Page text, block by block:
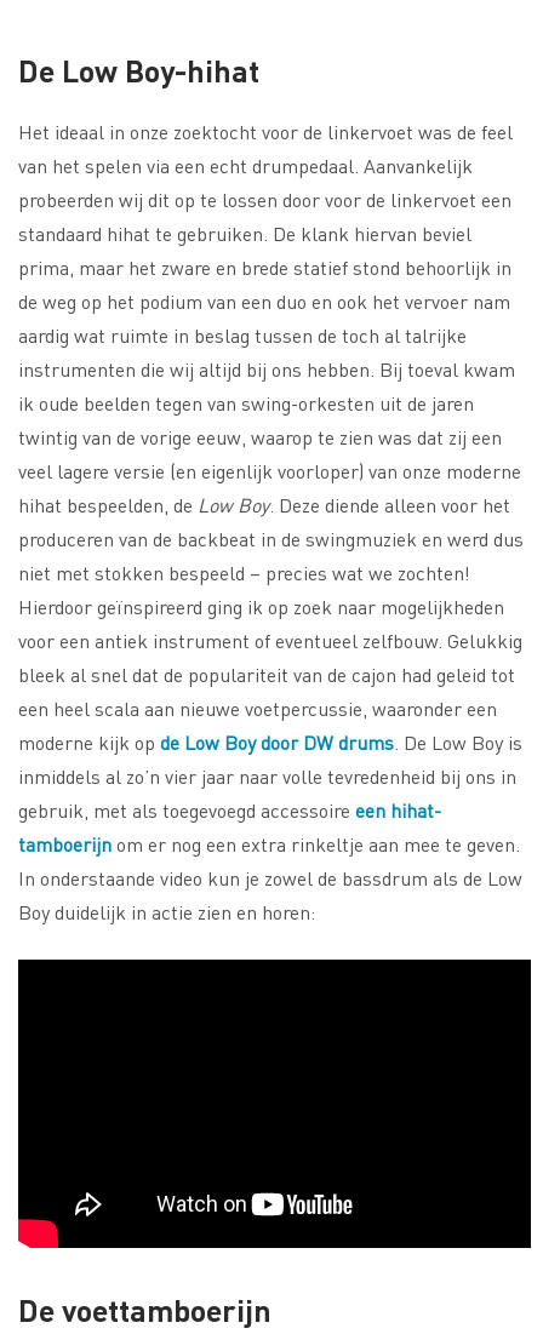
De Low Boy-hihat
Het ideaal in onze zoektocht voor de linkervoet was de feel
van het spelen via een echt drumpedaal. Aanvankelijk
probeerden wij dit op te lossen door voor de linkervoet een
standaard hihat te gebruiken. De klank hiervan beviel
prima, maar het zware en brede statief stond behoorlijk in
de weg op het podium van een duo en ook het vervoer nam
aardig wat ruimte in beslag tussen de toch al talrijke
instrumenten die wij altijd bij ons hebben. Bij toeval kwam
ik oude beelden tegen van swing-orkesten uit de jaren
twintig van de vorige eeuw, waarop te zien was dat zij een
veel lagere versie (en eigenlijk voorloper) van onze moderne
hihat bespeelden, de Low Boy. Deze diende alleen voor het
produceren van de backbeat in de swingmuziek en werd dus
niet met stokken bespeeld – precies wat we zochten!
Hierdoor geïnspireerd ging ik op zoek naar mogelijkheden
voor een antiek instrument of eventueel zelfbouw. Gelukkig
bleek al snel dat de populariteit van de cajon had geleid tot
een heel scala aan nieuwe voetpercussie, waaronder een
moderne kijk op de Low Boy door DW drums . De Low Boy is
inmiddels al zo’n vier jaar naar volle tevredenheid bij ons in
gebruik, met als toegevoegd accessoire een hihat-
tamboerijnom er nog een extra rinkeltje aan mee te geven.
In onderstaande video kun je zowel de bassdrum als de Low
Boy duidelijk in actie zien en horen:
De voettamboerijn